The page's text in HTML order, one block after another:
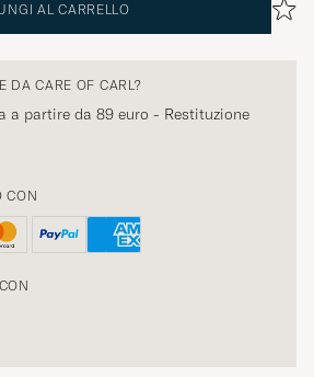
AL CARRELLO
DA CARE OF CARL?
a partire da 89 euro - Restituzione
CON